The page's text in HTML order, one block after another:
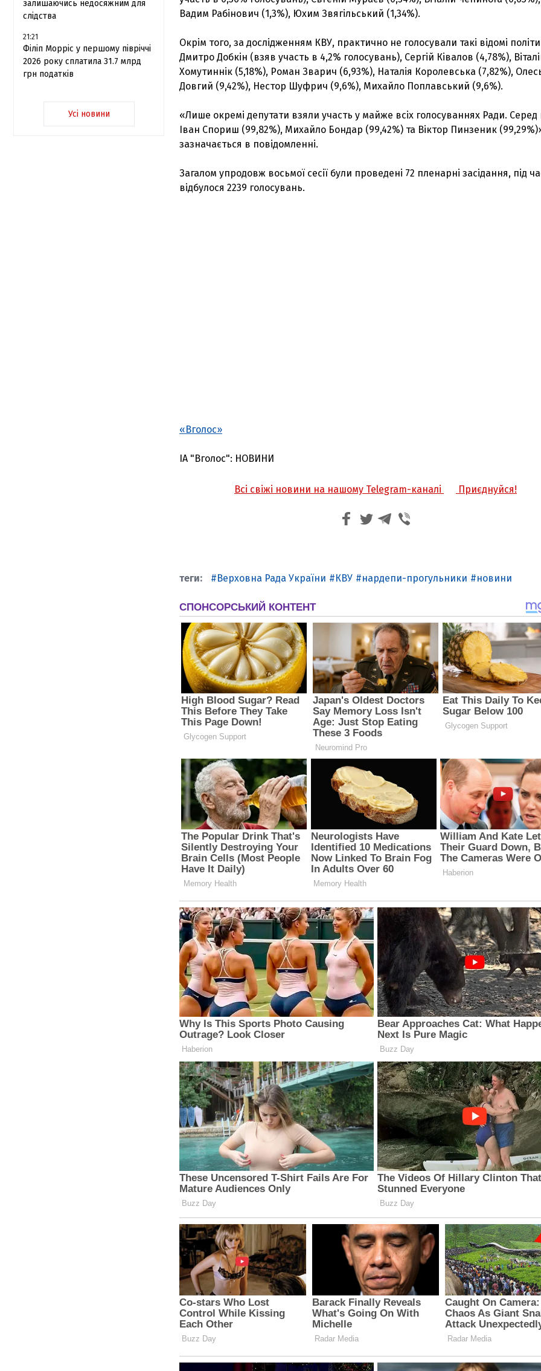
залишаючись недосяжним для
слідства
21:21
Філіп Морріс у першому півріччі
2026 року сплатила 31.7 млрд
грн податків
Усі новини
Вадим Рабінович (1,3%), Юхим Звягільський (1,34%).
Окрім того, за дослідженням КВУ, практично не голосували такі відомі
Дмитро Добкін (взяв участь в 4,2% голосувань), Сергій Ківалов (4,78%),
Хомутиннік (5,18%), Роман Зварич (6,93%), Наталія Королевська (7,82%),
Довгий (9,42%), Нестор Шуфрич (9,6%), Михайло Поплавський (9,6%).
«Лише окремі депутати взяли участь у майже всіх голосуваннях Ради. Серед
Іван Спориш (99,82%), Михайло Бондар (99,42%) та Віктор Пинзеник
зазначається в повідомленні.
Загалом упродовж восьмої сесії були проведені 72 пленарні засідання, під
відбулося 2239 голосувань.
«Вголос»
ІА "Вголос": НОВИНИ
Всі свіжі новини на нашому Telegram-каналі Приєднуйся!
Верховна Рада України КВУ нардепи-прогульники новини